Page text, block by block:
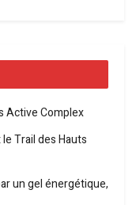
Active Complex
Trail des Hauts
un gel énergétique,